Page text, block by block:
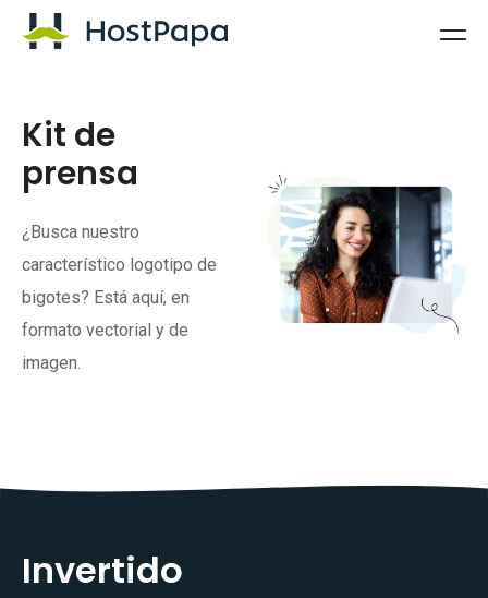
Logotipo de HostPapa
Kit de
prensa
¿Busca nuestro
característico logotipo de
bigotes? Está aquí, en
formato vectorial y de
imagen.
Invertido